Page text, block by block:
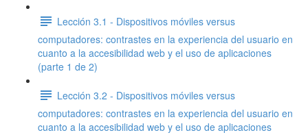
Lección 3.1 - Dispositivos móviles versus
computadores: contrastes en la experiencia del usuario en
cuanto a la accesibilidad web y el uso de aplicaciones
(parte 1 de 2)
Lección 3.2 - Dispositivos móviles versus
computadores: contrastes en la experiencia del usuario en
cuanto a la accesibilidad web y el uso de aplicaciones